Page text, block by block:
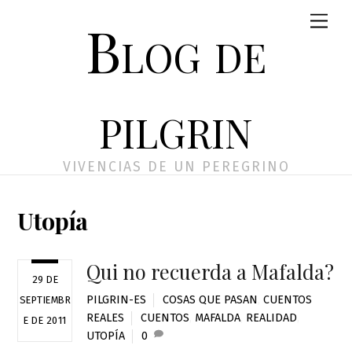
Blog de
pilgrin
VIVENCIAS DE UN PEREGRINO
Utopía
29 DE
SEPTIEMBR
E DE 2011
Qui no recuerda a Mafalda?
PILGRIN-ES COSAS QUE PASAN ,CUENTOS
REALES
CUENTOS MAFALDA REALIDAD
UTOPÍA
0